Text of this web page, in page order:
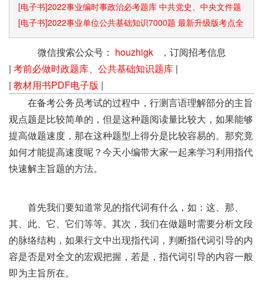
[电子书]2022事业编时事政治必考题库 中共党史、中央文件题
库已更新
[电子书]2022事业单位公共基础知识7000题 最新升级版考点全
覆盖
微信搜索公众号： houzhigk，订阅招考信息
| 考前必做时政题库、公共基础知识题库 |
| 教材用书PDF电子版 |
在备考公务员考试的过程中，行测言语理解部分的主旨
观点题是比较简单的，但是这种题阅读量比较大，如果能够
提高做题速度，那在这种题型上得分是比较容易的。那究竟
如何才能提高速度呢？今天小编带大家一起来学习利用指代
快速解主旨题的方法。
首先我们要知道常见的指代词有什么，如：这、那、
其、此、它、它们等等。其次，我们在做题时需要分析文段
的脉络结构，如果行文中出现指代词，判断指代词引导的内
容是否是对全文的宏观把握，若是，指代词引导的内容一般
即为主旨所在。